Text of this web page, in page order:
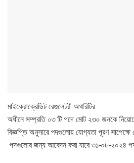
মাইক্রোক্রেডিট রেগুলেটরী অথরিটির
অধীনে সম্প্রতি ০৩ টি পদে মোট ২৩০ জনকে
বিজ্ঞপ্তি অনুসারে পদগুলোয় যোগ্যতা পূরণ
পদগুলোর জন্য আবেদন করা যাবে ৩১-০৮-২০২৪